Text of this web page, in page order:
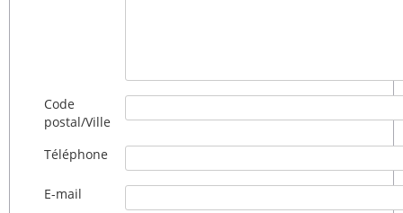
Code
postal/Ville
Téléphone
E-mail